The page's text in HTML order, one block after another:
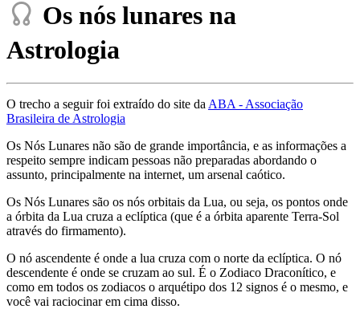
Os nós lunares na
Astrologia
O trecho a seguir foi extraído do site da ABA - Associação
Brasileira de Astrologia
Os Nós Lunares não são de grande importância, e as informações a
respeito sempre indicam pessoas não preparadas abordando o
assunto, principalmente na internet, um arsenal caótico.
Os Nós Lunares são os nós orbitais da Lua, ou seja, os pontos onde
a órbita da Lua cruza a eclíptica (que é a órbita aparente Terra-Sol
através do firmamento).
O nó ascendente é onde a lua cruza com o norte da eclíptica. O nó
descendente é onde se cruzam ao sul. É o Zodiaco Draconítico, e
como em todos os zodiacos o arquétipo dos 12 signos é o mesmo, e
você vai raciocinar em cima disso.